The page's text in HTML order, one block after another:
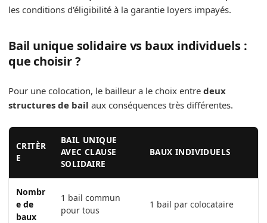
les conditions d'éligibilité à la garantie loyers impayés.
Bail unique solidaire vs baux individuels :
que choisir ?
Pour une colocation, le bailleur a le choix entre deux
structures de bail aux conséquences très différentes.
CRITÈR
E
BAIL UNIQUE
AVEC CLAUSE
SOLIDAIRE
BAUX INDIVIDUELS
Nombr
e de
baux
1 bail commun
pour tous
1 bail par colocataire